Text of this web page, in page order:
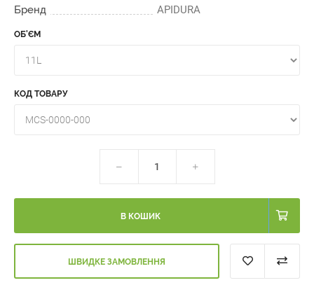
Бренд APIDURA
ОБ'ЄМ
КОД ТОВАРУ
В КОШИК
ШВИДКЕ ЗАМОВЛЕННЯ